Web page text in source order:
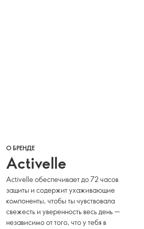
О БРЕНДЕ
Activelle
Activelle обеспечивает до 72 часов
защиты и содержит ухаживающие
компоненты, чтобы ты чувствовала
свежесть и уверенность весь день —
независимо от того, что у тебя в